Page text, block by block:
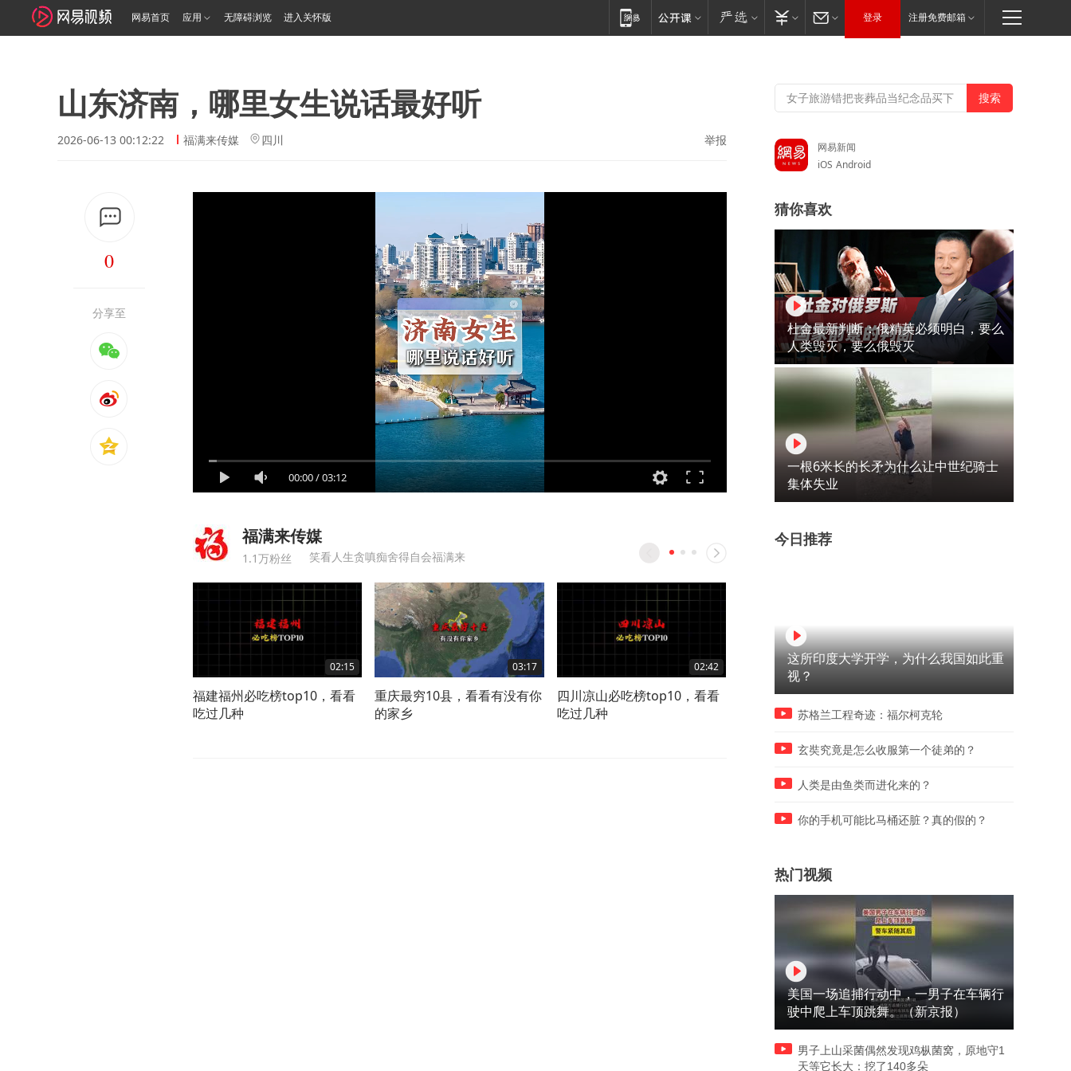
网易首页 应用 无障碍浏览 进入关怀版 登录 注册免费邮箱
山东济南，哪里女生说话最好听
2026-06-13 00:12:22 福满来传媒 四川 举报
0
分享至
00:00/03:12
福满来传媒
1.1万粉丝 笑看人生贪嗔痴舍得自会福满来
02:15
福建福州必吃榜top10，看看
吃过几种
03:17
重庆最穷10县，看看有没有你
的家乡
02:42
四川凉山必吃榜top10，看看
吃过几种
03:04
河南最穷10县，看看有没有你
云南昆明必吃榜top10，看看
吃过几种
网易新闻
iOS Android
猜你喜欢
杜金最新判断：俄精英必须明白，要么
人类毁灭，要么俄毁灭
一根6米长的长矛为什么让中世纪骑士
集体失业
今日推荐
这所印度大学开学，为什么我国如此重
视？
苏格兰工程奇迹：福尔柯克轮
玄奘究竟是怎么收服第一个徒弟的？
人类是由鱼类而进化来的？
你的手机可能比马桶还脏？真的假的？
热门视频
美国一场追捕行动中，一男子在车辆行
驶中爬上车顶跳舞。（新京报）
男子上山采菌偶然发现鸡枞菌窝，原地守1
天等它长大：挖了140多朵